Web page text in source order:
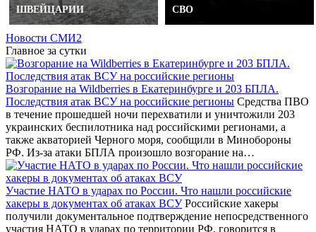
ШВЕЙЦАРИИ
СВО
Новости СМИ2
Главное за сутки
Возгорание на Wildberries в Екатеринбурге и 203 БПЛА.
Последствия атак ВСУ на российские регионы Средства ПВО
в течение прошедшей ночи перехватили и уничтожили 203
украинских беспилотника над российскими регионами, а
также акваторией Черного моря, сообщили в Минобороны
РФ. Из-за атаки БПЛА произошло возгорание на…
Участие НАТО в ударах по России. Что нашли российские
хакеры в документах об атаках ВСУРоссийские хакеры
получили документальное подтверждение непосредственного
участия НАТО в ударах по территории РФ, говорится в